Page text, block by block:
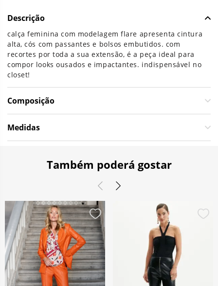
Descrição
calça feminina com modelagem flare apresenta cintura
alta, cós com passantes e bolsos embutidos. com
recortes por toda a sua extensão, é a peça ideal para
compor looks ousados e impactantes. indispensável no
closet!
Composição
Medidas
Também poderá gostar